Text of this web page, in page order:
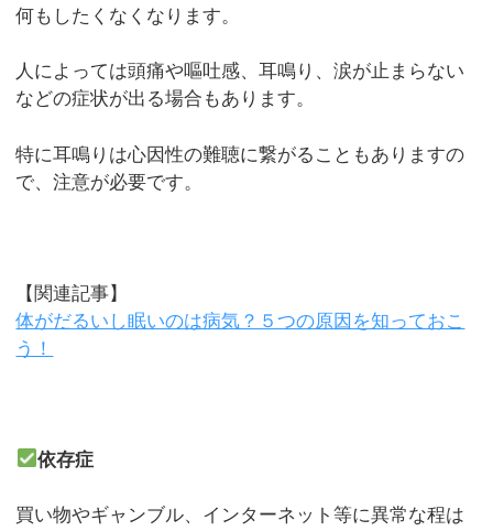
何もしたくなくなります。
人によっては頭痛や嘔吐感、耳鳴り、涙が止まらない
などの症状が出る場合もあります。
特に耳鳴りは心因性の難聴に繋がることもありますの
で、注意が必要です。
【関連記事】
体がだるいし眠いのは病気？５つの原因を知っておこ
う！
依存症
買い物やギャンブル、インターネット等に異常な程は